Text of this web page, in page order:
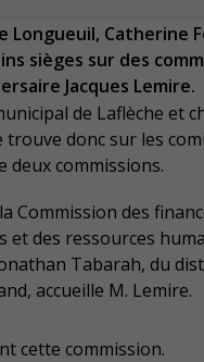
Longueuil, Catherine
sièges sur des
Jacques Lemire.
de Laflèche et
trouve donc sur les
deux commissions.
Commission des
et des ressources
Tabarah, du
accueille M. Lemire.
cette commission.